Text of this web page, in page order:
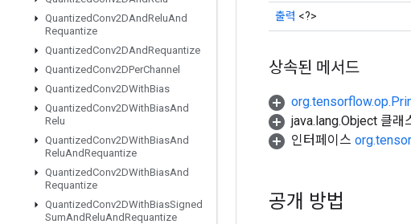
QuantizedConv2DAndReluAnd
Requantize
QuantizedConv2DAndRequantize
QuantizedConv2DPerChannel
QuantizedConv2DWithBias
QuantizedConv2DWithBiasAnd
Relu
QuantizedConv2DWithBiasAnd
ReluAndRequantize
QuantizedConv2DWithBiasAnd
Requantize
QuantizedConv2DWithBiasSigned
SumAndReluAndRequantize
출력 <?>
상속된 메서드
java.lang.Object 클래
인터페이스
공개 방법